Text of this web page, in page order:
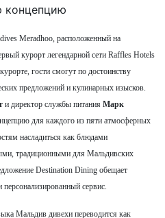
Meradhoo, расположенный на
курорт легендарной сети Raffles Hotels
гости смогут по достоинству
предложений и кулинарных изысков.
и директор службы питания Марк
для каждого из пяти атмосферных
насладиться как блюдами
традиционными для Мальдивских
Destination Dining обещает
сервис.
Мальдив дивехи переводится как